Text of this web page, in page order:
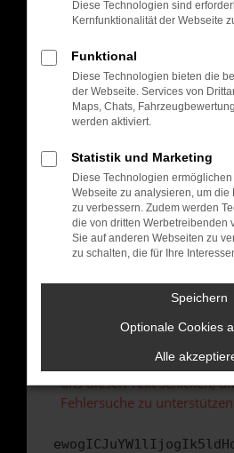
können das Laden
verhindern. Funktioniert die
anderen Browser oder in
Fenster?
Starte dein Gerät neu.
Das kann manchmal
Stelle sicher, dass dein
Betriebssystem auf dem
sind.
Veraltete Software birgt
Sicherheitsrisiko, sondern
führen, dass bestimmte
Wende dich an den
Wenn du alle oben
versuchen, das Problem zu
uns diesen Text schicken,
Fehlersuche zu
Diese Technologien sind
Kernfunktionalität der Webseite
Funktional
Diese Technologien bieten die
der Webseite. Services von
Maps, Chats,
werden aktiviert.
Statistik und Marketing
Diese Technologien
Webseite zu analysieren, um die
zu verbessern. Zudem werden
die von dritten Werbetreibenden
Sie auf anderen Webseiten zu
zu schalten, die für Ihre
Speichern
Optionale Cookies
Alle